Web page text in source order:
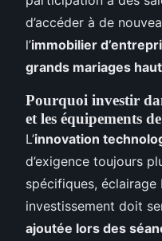
d’accéder à de
l’immobilier
grands mariages
Pourquoi investir
et les équipements
L’innovation
d’exigence toujours
spécifiques,
investissement doit
ajoutée lors des